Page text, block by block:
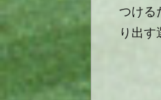
つける
り出す